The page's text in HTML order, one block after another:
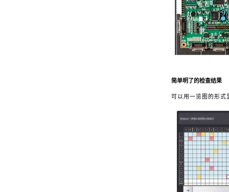
简单明了的检查结果
可以用一览图的形式